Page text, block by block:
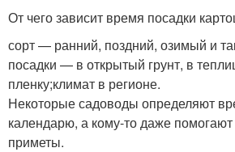
От чего зависит время посадки
сорт — ранний, поздний, озимый и
посадки — в открытый грунт, в
пленку;климат в регионе.
Некоторые садоводы определяют
календарю, а кому-то даже
приметы.